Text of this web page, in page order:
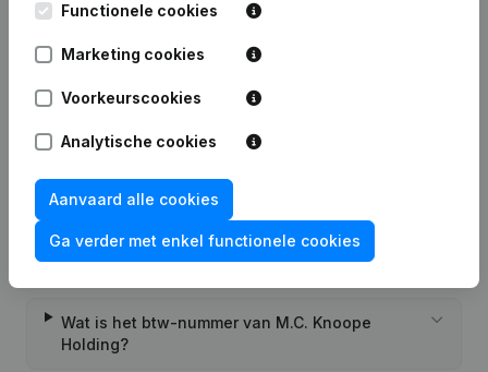
Wat is het KVK-nummer van M.C. Knoope
Wat is het btw-nummer van M.C. Knoope
Holding?
Functionele cookies
Marketing cookies
Voorkeurscookies
Analytische cookies
Aanvaard alle cookies
Ga verder met enkel functionele cookies